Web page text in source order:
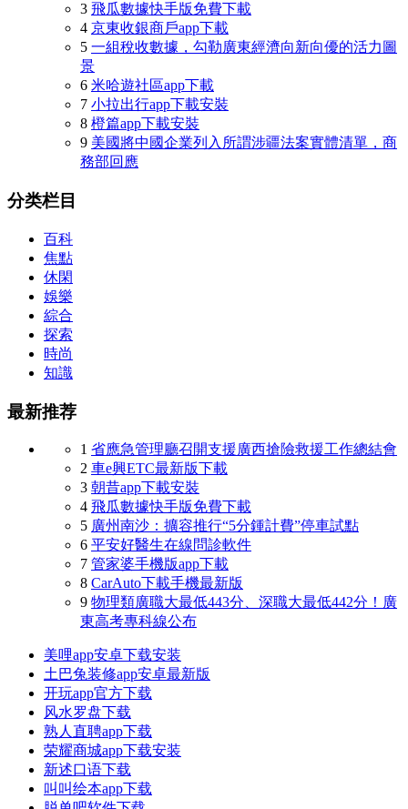
3 飛瓜數據快手版免費下載
4 京東收銀商戶app下載
5 一組稅收數據，勾勒廣東經濟向新向優的活力圖
景
6 米哈遊社區app下載
7 小拉出行app下載安裝
8 橙篇app下載安裝
9 美國將中國企業列入所謂涉疆法案實體清單，商
務部回應
分类栏目
百科
焦點
休閑
娛樂
綜合
探索
時尚
知識
最新推荐
1 省應急管理廳召開支援廣西搶險救援工作總結會
2 車e興ETC最新版下載
3 朝昔app下載安裝
4 飛瓜數據快手版免費下載
5 廣州南沙：擴容推行“5分鍾計費”停車試點
6 平安好醫生在線問診軟件
7 管家婆手機版app下載
8 CarAuto下載手機最新版
9 物理類廣職大最低443分、深職大最低442分！廣
東高考專科線公布
美哩app安卓下载安装
土巴兔装修app安卓最新版
开玩app官方下载
风水罗盘下载
熟人直聘app下载
荣耀商城app下载安装
新述口语下载
叫叫绘本app下载